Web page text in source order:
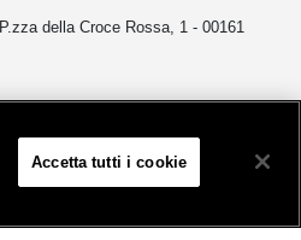
P.zza della Croce Rossa, 1 - 00161
Accetta tutti i cookie